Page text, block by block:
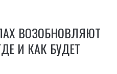
ВОЗОБНОВЛЯЮТ
И КАК БУДЕТ